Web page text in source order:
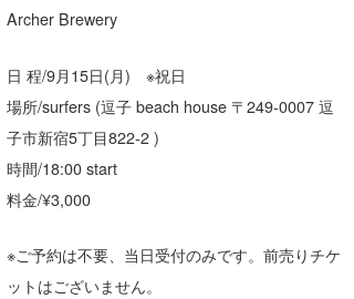
Archer Brewery
日 程/9月15日(月) ※祝日
場所/surfers (逗子 beach house 〒249-0007 逗
子市新宿5丁目822-2 )
時間/18:00 start
料金/¥3,000
※ご予約は不要、当日受付のみです。前売りチケ
ットはございません。
KY
mitz
OYZ
S.K
VAGY